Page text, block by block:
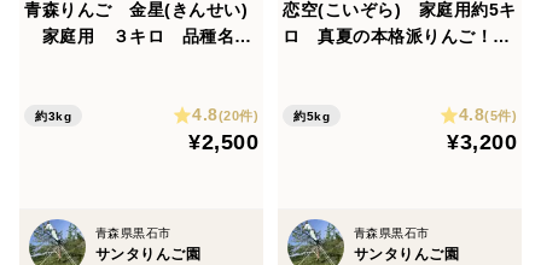
青森りんご 金星(きんせい)
家庭用 ３キロ 品種名、
約3kg 4.8(20件)
¥2,500
青森県黒石市
サンタりんご園
恋空(こいぞら) 家庭用約5キ
ロ 真夏の本格派りんご！
約5kg 4.8(5件)
¥3,200
青森県黒石市
サンタりんご園